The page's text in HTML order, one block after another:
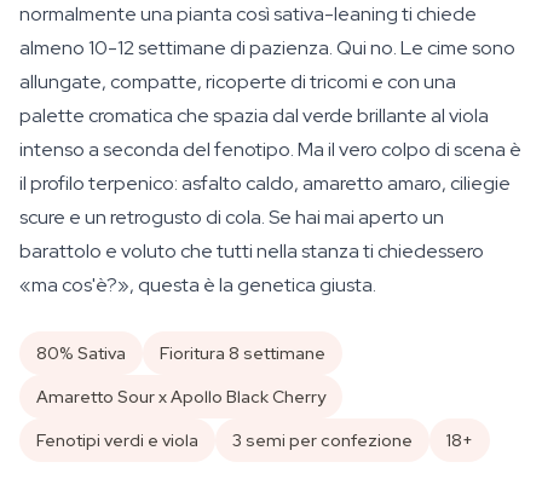
normalmente una pianta così sativa-leaning ti chiede
almeno 10-12 settimane di pazienza. Qui no. Le cime sono
allungate, compatte, ricoperte di tricomi e con una
palette cromatica che spazia dal verde brillante al viola
intenso a seconda del fenotipo. Ma il vero colpo di scena è
il profilo terpenico: asfalto caldo, amaretto amaro, ciliegie
scure e un retrogusto di cola. Se hai mai aperto un
barattolo e voluto che tutti nella stanza ti chiedessero
«ma cos'è?», questa è la genetica giusta.
80% Sativa
Fioritura 8 settimane
Amaretto Sour x Apollo Black Cherry
Fenotipi verdi e viola
3 semi per confezione 18+